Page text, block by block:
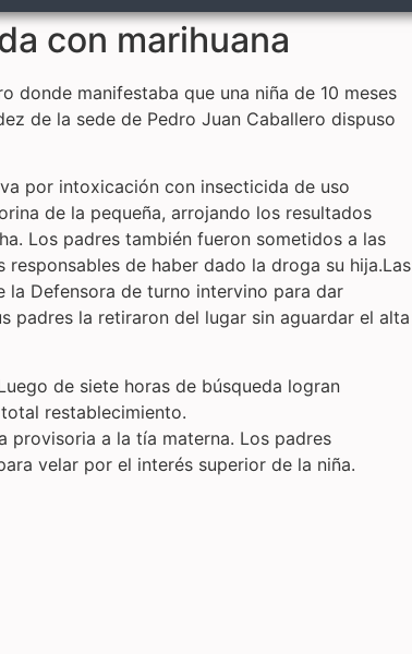
con marihuana
donde manifestaba que una niña de 10 meses
de la sede de Pedro Juan Caballero dispuso
por intoxicación con insecticida de uso
de la pequeña, arrojando los resultados
Los padres también fueron sometidos a las
de haber dado la droga su hija.Las
la Defensora de turno intervino para dar
padres la retiraron del lugar sin aguardar el alta
de siete horas de búsqueda logran
restablecimiento.
provisoria a la tía materna. Los padres
velar por el interés superior de la niña.